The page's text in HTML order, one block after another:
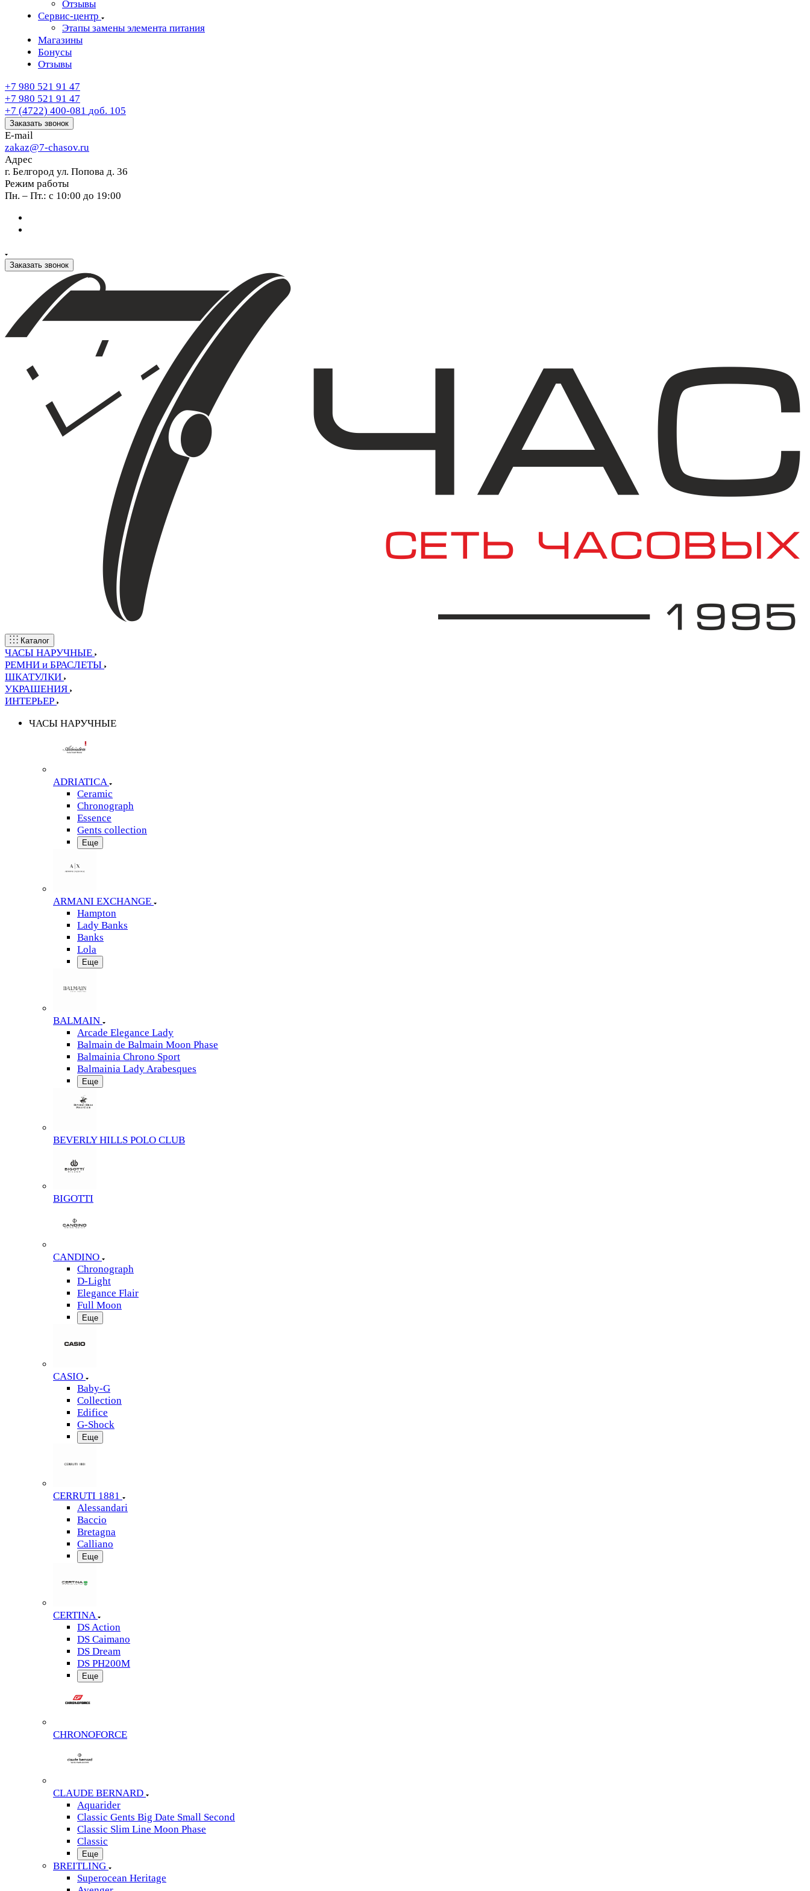
Отзывы
Сервис-центр
Этапы замены элемента питания
Магазины
Бонусы
Отзывы
+7 980 521 91 47
+7 980 521 91 47
+7 (4722) 400-081 доб. 105
Заказать звонок
E-mail
zakaz@7-chasov.ru
Адрес
г. Белгород ул. Попова д. 36
Режим работы
Пн. – Пт.: с 10:00 до 19:00
Заказать звонок
Каталог
ЧАСЫ НАРУЧНЫЕ
РЕМНИ и БРАСЛЕТЫ
ШКАТУЛКИ
УКРАШЕНИЯ
ИНТЕРЬЕР
ЧАСЫ НАРУЧНЫЕ
ADRIATICA
Ceramic
Chronograph
Essence
Gents collection
Еще
ARMANI EXCHANGE
Hampton
Lady Banks
Banks
Lola
Еще
BALMAIN
Arcade Elegance Lady
Balmain de Balmain Moon Phase
Balmainia Chrono Sport
Balmainia Lady Arabesques
Еще
BEVERLY HILLS POLO CLUB
BIGOTTI
CANDINO
Chronograph
D-Light
Elegance Flair
Full Moon
Еще
CASIO
Baby-G
Collection
Edifice
G-Shock
Еще
CERRUTI 1881
Alessandari
Baccio
Bretagna
Calliano
Еще
CERTINA
DS Action
DS Caimano
DS Dream
DS PH200M
Еще
CHRONOFORCE
CLAUDE BERNARD
Aquarider
Classic Gents Big Date Small Second
Classic Slim Line Moon Phase
Classic
Еще
BREITLING
Superocean Heritage